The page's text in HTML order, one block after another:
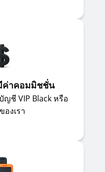
ค่าคอมมิชชั่น
ญชี VIP Black หรือ
องเรา